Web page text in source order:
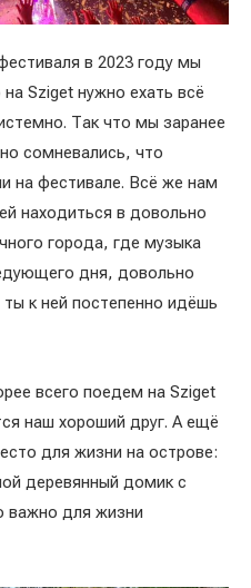
в 2023 году мы
Sziget нужно ехать всё
Так что мы заранее
сомневались, что
на фестивале. Всё же нам
находиться в довольно
города, где музыка
дня, довольно
к ней постепенно идёшь
всего поедем на Sziget
наш хороший друг. А ещё
для жизни на острове:
деревянный домик с
важно для жизни